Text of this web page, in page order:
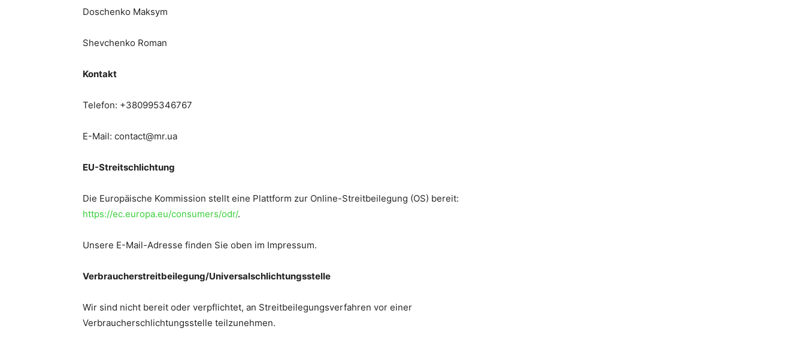
Doschenko Maksym
Shevchenko Roman
Kontakt
Telefon: +380995346767
E-Mail: contact@mr.ua
EU-Streitschlichtung
Die Europäische Kommission stellt eine Plattform zur Online-Streitbeilegung (OS) bereit:
https://ec.europa.eu/consumers/odr/.
Unsere E-Mail-Adresse finden Sie oben im Impressum.
Verbraucherstreitbeilegung/Universalschlichtungsstelle
Wir sind nicht bereit oder verpflichtet, an Streitbeilegungsverfahren vor einer
Verbraucherschlichtungsstelle teilzunehmen.